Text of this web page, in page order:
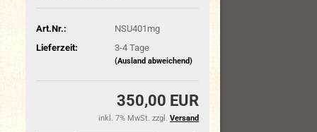
Art.Nr.:
NSU401mg
Lieferzeit:
3-4 Tage
(Ausland abweichend)
350,00 EUR
inkl. 7% MwSt. zzgl. Versand